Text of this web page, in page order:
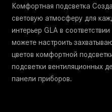
Комфортная подсветка
световую атмосферу для
интерьер GLA в
можете настроить
цветов комфортной
подсветки вентиляционных
панели приборов.